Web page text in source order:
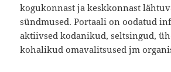
kogukonnast ja keskkonnast
sündmused. Portaali on oodatud
aktiivsed kodanikud, seltsingud,
kohalikud omavalitsused jm